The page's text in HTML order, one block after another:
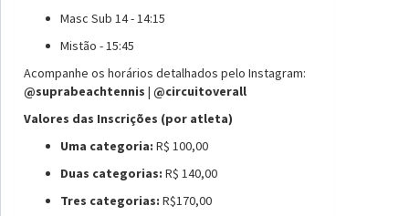
Masc Sub 14 - 14:15
Mistão - 15:45
Acompanhe os horários detalhados pelo Instagram:
@suprabeachtennis | @circuitoverall
Valores das Inscrições (por atleta)
Uma categoria: R$ 100,00
Duas categorias: R$ 140,00
Tres categorias: R$170,00